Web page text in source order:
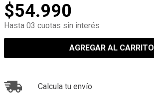
$54.990
Hasta 03 cuotas sin interés
AGREGAR AL CARRITO
Calcula tu envío